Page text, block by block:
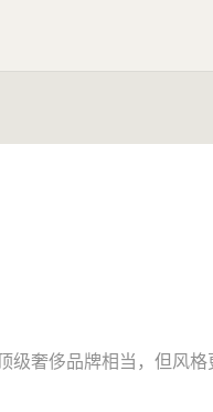
奢侈品牌相当，但风